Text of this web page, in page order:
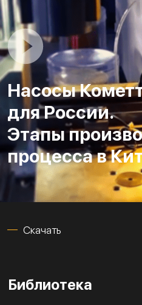
Насосы
для России.
Этапы
процесса в
Скачать
Библиотека